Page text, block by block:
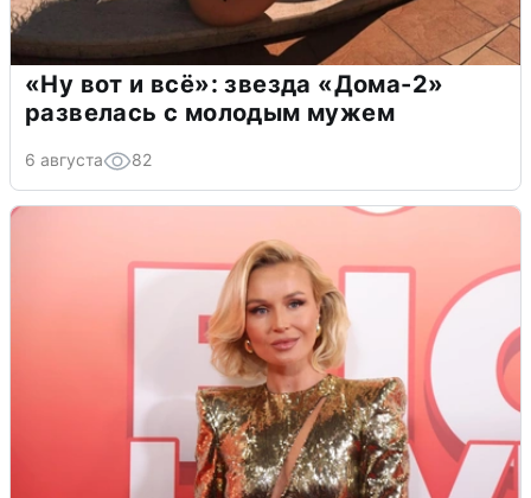
«Ну вот и всё»: звезда «Дома-2»
развелась с молодым мужем
6 августа 82